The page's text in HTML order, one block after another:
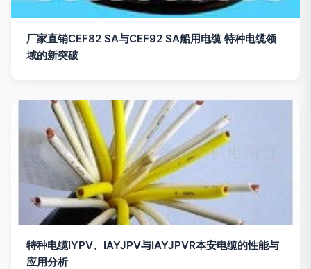
厂家直销CEF82 SA与CEF92 SA船用电缆 特种电缆领
域的新突破
特种电缆IYPV、IAYJPV与IAYJPVR本安电缆的性能与
应用分析